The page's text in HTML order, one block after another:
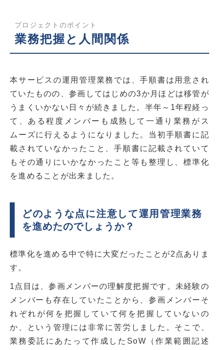
プロジェクトのポイント
業務把握と人間関係
本サービスの運用管理業務では、手順書は用意され
ていたものの、参画してはじめの3か月ほどは移管が
うまくいかない日々が続きました。半年～1年程経っ
て、ある程度メンバーも成熟して一通り業務がス
ムーズに行えるようになりました。当初手順書に記
載されていなかったこと、手順書に記載されていて
もその通りにいかなかったこと等も整理し、標準化
を進めることが出来ました。
どのような点に注意して運用管理業務
を進めたのでしょうか？
標準化を進める中で特に大変だったことが2点ありま
す。
1点目は、参画メンバーの理解度把握です。未経験の
メンバーも存在していたことから、参画メンバーそ
れぞれが何を把握していて何を把握していないの
か、という管理には非常に苦労しました。そこで、
業務委託にあたって作成したSoW（作業範囲記述